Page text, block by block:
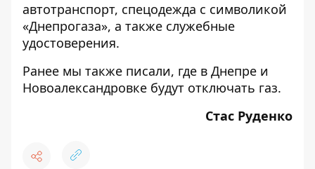
автотранспорт, спецодежда с символикой
«Днепрогаза», а также служебные
удостоверения.
Ранее мы также писали, где в Днепре и
Новоалександровке будут отключать газ.
Стас Руденко